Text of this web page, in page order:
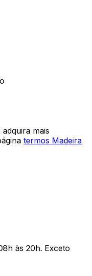
mais
termos Madeira
às 20h. Exceto